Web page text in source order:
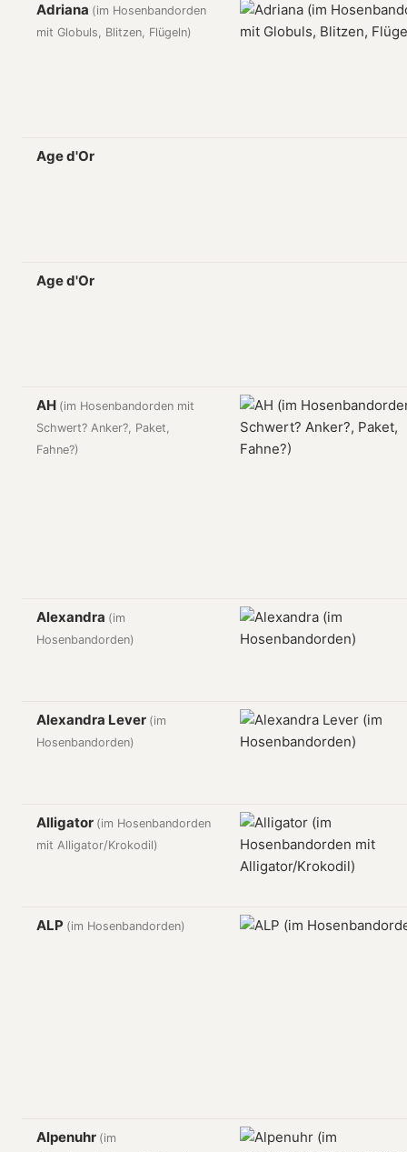
Adriana (im Hosenbandorden
mit Globuls, Blitzen, Flügeln)
Age d'Or
Age d'Or
AH (im Hosenbandorden mit
Schwert? Anker?, Paket,
Fahne?)
Alexandra (im
Hosenbandorden)
Alexandra Lever (im
Hosenbandorden)
Alligator (im Hosenbandorden
mit Alligator/Krokodil)
ALP (im Hosenbandorden)
Alpenuhr (im